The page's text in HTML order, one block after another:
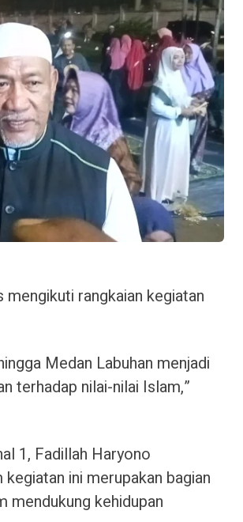
rangkaian kegiatan
Medan Labuhan menjadi
terhadap nilai-nilai Islam,”
1, Fadillah Haryono
ini merupakan bagian
mendukung kehidupan